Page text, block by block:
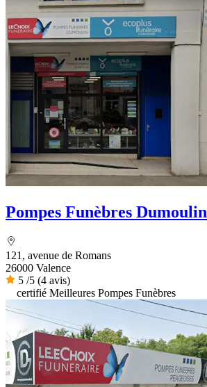
Pompes Funèbres Dumoulin
121, avenue de Romans
26000 Valence
5 /5 (4 avis)
certifié Meilleures Pompes Funèbres